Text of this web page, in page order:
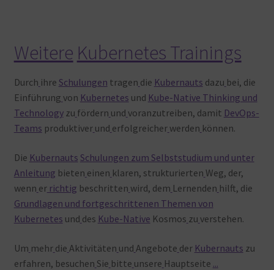
Weitere Kubernetes Trainings
Durch ihre Schulungen tragen die Kubernauts dazu bei, die
Einführung von Kubernetes und Kube-Native Thinking und
Technologyzu fördern und voranzutreiben, damit DevOps-
Teams produktiver und erfolgreicher werden können.
Die Kubernauts Schulungen zum Selbststudium und unter
Anleitung bieten einen klaren, strukturierten Weg, der,
wenn errichtig beschritten wird, dem Lernenden hilft, die
Grundlagen und fortgeschrittenen Themen von
Kubernetes und des Kube-Native Kosmos zu verstehen.
Um mehr die Aktivitäten und Angebote der Kubernauts zu
erfahren, besuchen Sie bitte unsere Hauptseite ...